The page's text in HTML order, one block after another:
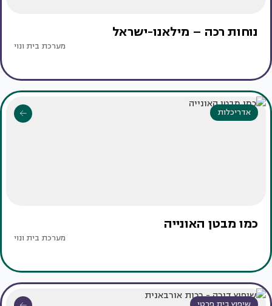
נוחות רכה – מילאנו-ישראל
מערכת בית ונוי
אדריכלות
כמו מבטן האונייה
מערכת בית ונוי